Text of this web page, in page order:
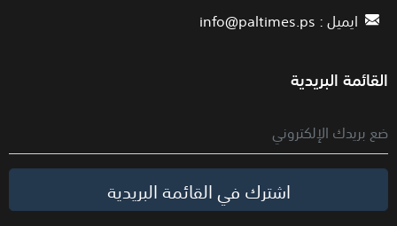
ايميل :info@paltimes.ps
القائمة البريدية
اشترك في القائمة البريدية